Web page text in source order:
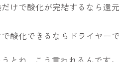
けで酸化が完結するなら還
酸化できるならドライヤー